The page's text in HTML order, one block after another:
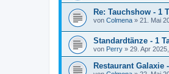
Re: Tauchshow - 1
von Colmena » 21. Mai
Standardtänze - 1
von Perry » 29. Apr
Restaurant Galaxie